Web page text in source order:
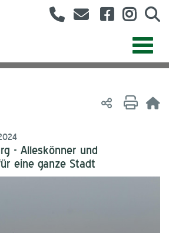
- Alleskönner und
eine ganze Stadt